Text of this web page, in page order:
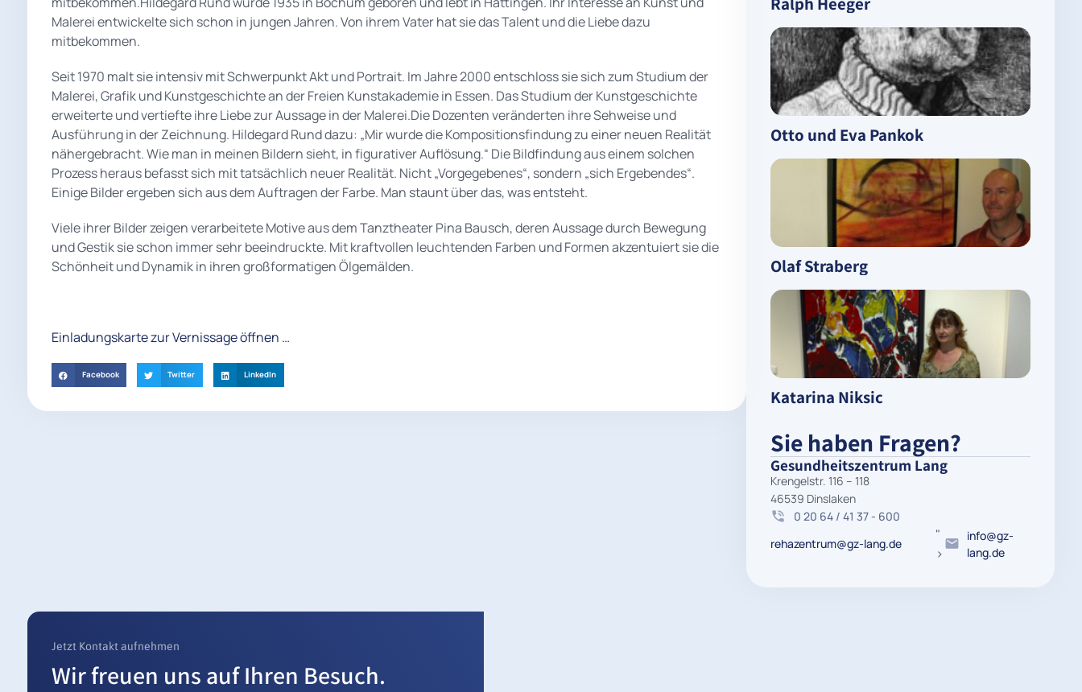
Malerei entwickelte sich schon in jungen Jahren. Von ihrem Vater hat sie das Talent und die Liebe dazu
mitbekommen.
Seit 1970 malt sie intensiv mit Schwerpunkt Akt und Portrait. Im Jahre 2000 entschloss sie sich zum Studium der
Malerei, Grafik und Kunstgeschichte an der Freien Kunstakademie in Essen. Das Studium der Kunstgeschichte
erweiterte und vertiefte ihre Liebe zur Aussage in der Malerei.Die Dozenten veränderten ihre Sehweise und
Ausführung in der Zeichnung. Hildegard Rund dazu: „Mir wurde die Kompositionsfindung zu einer neuen Realität
nähergebracht. Wie man in meinen Bildern sieht, in figurativer Auflösung.“ Die Bildfindung aus einem solchen
Prozess heraus befasst sich mit tatsächlich neuer Realität. Nicht „Vorgegebenes“, sondern „sich Ergebendes“.
Einige Bilder ergeben sich aus dem Auftragen der Farbe. Man staunt über das, was entsteht.
Viele ihrer Bilder zeigen verarbeitete Motive aus dem Tanztheater Pina Bausch, deren Aussage durch Bewegung
und Gestik sie schon immer sehr beeindruckte. Mit kraftvollen leuchtenden Farben und Formen akzentuiert sie die
Schönheit und Dynamik in ihren großformatigen Ölgemälden.
Einladungskarte zur Vernissage öffnen …
Facebook Twitter LinkedIn
Otto und Eva Pankok
Olaf Straberg
Katarina Niksic
Sie haben Fragen?
Gesundheitszentrum Lang
Krengelstr. 116 – 118
46539 Dinslaken
0 20 64 / 41 37 - 600
rehazentrum@gz-lang.de
"
>
info@gz-
lang.de
Jetzt Kontakt aufnehmen
Wir freuen uns auf Ihren Besuch.